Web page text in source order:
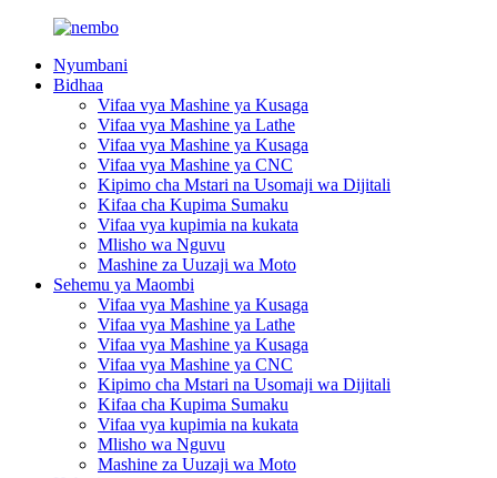
Nyumbani
Bidhaa
Vifaa vya Mashine ya Kusaga
Vifaa vya Mashine ya Lathe
Vifaa vya Mashine ya Kusaga
Vifaa vya Mashine ya CNC
Kipimo cha Mstari na Usomaji wa Dijitali
Kifaa cha Kupima Sumaku
Vifaa vya kupimia na kukata
Mlisho wa Nguvu
Mashine za Uuzaji wa Moto
Sehemu ya Maombi
Vifaa vya Mashine ya Kusaga
Vifaa vya Mashine ya Lathe
Vifaa vya Mashine ya Kusaga
Vifaa vya Mashine ya CNC
Kipimo cha Mstari na Usomaji wa Dijitali
Kifaa cha Kupima Sumaku
Vifaa vya kupimia na kukata
Mlisho wa Nguvu
Mashine za Uuzaji wa Moto